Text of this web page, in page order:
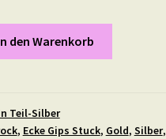
den Warenkorb
Teil-Silber
, Ecke Gips Stuck, Gold, Silber,